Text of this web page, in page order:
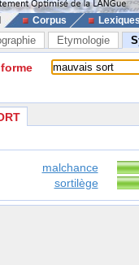
Corpus
Etymologie
malchance
sortilège